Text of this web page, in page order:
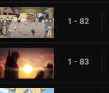
1 - 82
1 - 83